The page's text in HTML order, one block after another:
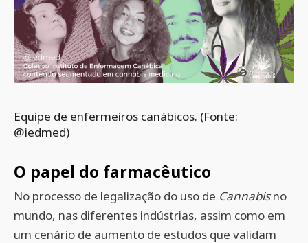
Equipe de enfermeiros canábicos. (Fonte:
@iedmed)
O papel do farmacêutico
No processo de legalização do uso de Cannabisno
mundo, nas diferentes indústrias, assim como em
um cenário de aumento de estudos que validam